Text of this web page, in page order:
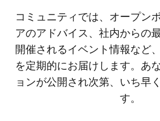
コミュニティでは、オープン
アのアドバイス、社内からの
開催されるイベント情報など
を定期的にお届けします。あ
ョンが公開され次第、いち早
す。